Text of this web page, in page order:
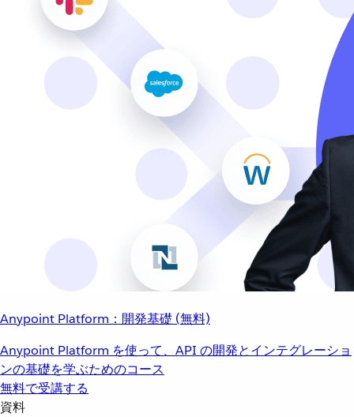
Anypoint Platform：開発基礎 (無料)
Anypoint Platform を使って、API の開発とインテグレーショ
ンの基礎を学ぶためのコース
無料で受講する
資料